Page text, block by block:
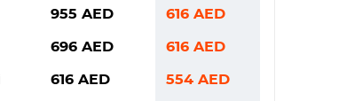
955 AED 616 AED
696 AED 616 AED
616 AED 554 AED